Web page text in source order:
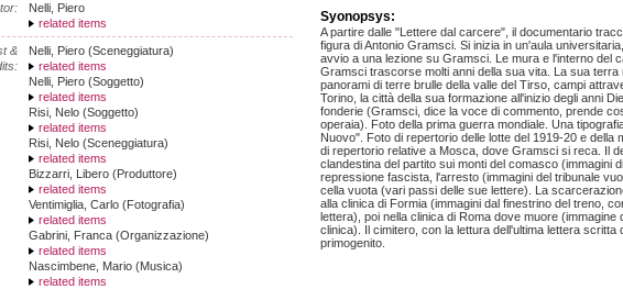
Syonopsys:
A partire dalle "Lettere dal carcere", il documentario
figura di Antonio Gramsci. Si inizia in un'aula
avvio a una lezione su Gramsci. Le mura e l'interno del
Gramsci trascorse molti anni della sua vita. La sua terra
panorami di terre brulle della valle del Tirso, campi
Torino, la città della sua formazione all'inizio degli anni
fonderie (Gramsci, dice la voce di commento, prende
operaia). Foto della prima guerra mondiale. Una
Nuovo". Foto di repertorio delle lotte del 1919-20 e della
di repertorio relative a Mosca, dove Gramsci si reca. Il
clandestina del partito sui monti del comasco (immagini
repressione fascista, l'arresto (immagini del tribunale
cella vuota (vari passi delle sue lettere). La
alla clinica di Formia (immagini dal finestrino del treno,
lettera), poi nella clinica di Roma dove muore (immagine
clinica). Il cimitero, con la lettura dell'ultima lettera scritta
primogenito.
Nelli, Piero
related items
&
Nelli, Piero (Sceneggiatura)
related items
Nelli, Piero (Soggetto)
related items
Risi, Nelo (Soggetto)
related items
Risi, Nelo (Sceneggiatura)
related items
Bizzarri, Libero (Produttore)
related items
Ventimiglia, Carlo (Fotografia)
related items
Gabrini, Franca (Organizzazione)
related items
Nascimbene, Mario (Musica)
related items